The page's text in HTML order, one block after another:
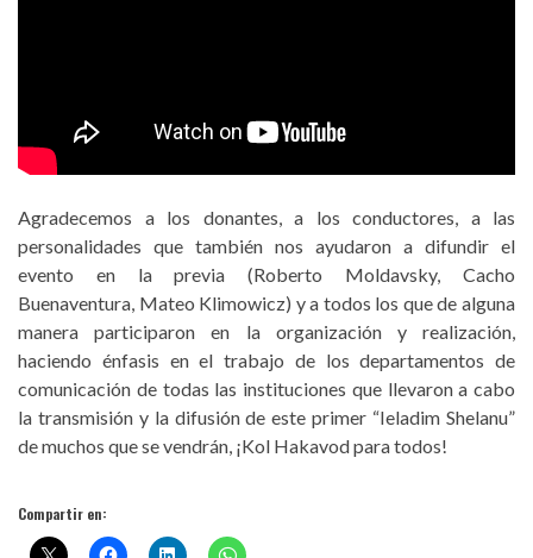
Agradecemos a los donantes, a los conductores, a las
personalidades que también nos ayudaron a difundir el
evento en la previa (Roberto Moldavsky, Cacho
Buenaventura, Mateo Klimowicz) y a todos los que de alguna
manera participaron en la organización y realización,
haciendo énfasis en el trabajo de los departamentos de
comunicación de todas las instituciones que llevaron a cabo
la transmisión y la difusión de este primer “Ieladim Shelanu”
de muchos que se vendrán, ¡Kol Hakavod para todos!
Compartir en: